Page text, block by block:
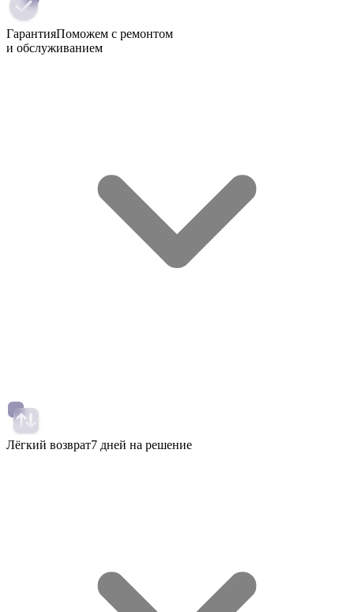
ГарантияПоможем с ремонтом
и обслуживанием
Лёгкий возврат7 дней на решение